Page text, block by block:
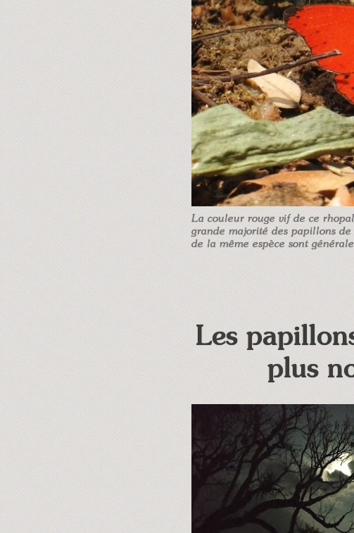
La couleur rouge vif de ce
grande majorité des papillons
de la même espèce sont
Les
plus